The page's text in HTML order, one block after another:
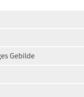
Gebilde